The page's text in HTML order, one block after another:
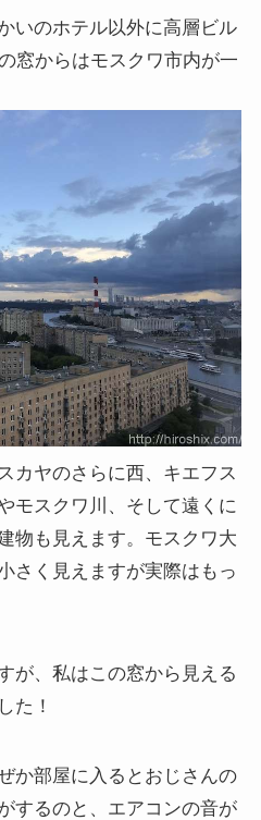
いのホテル以外に高層ビル
窓からはモスクワ市内が一
カヤのさらに西、キエフス
モスクワ川、そして遠くに
物も見えます。モスクワ大
さく見えますが実際はもっ
が、私はこの窓から見える
た！
か部屋に入るとおじさんの
するのと、エアコンの音が